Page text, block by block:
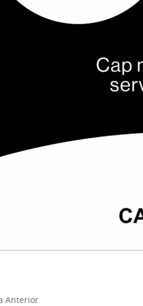
Anterior